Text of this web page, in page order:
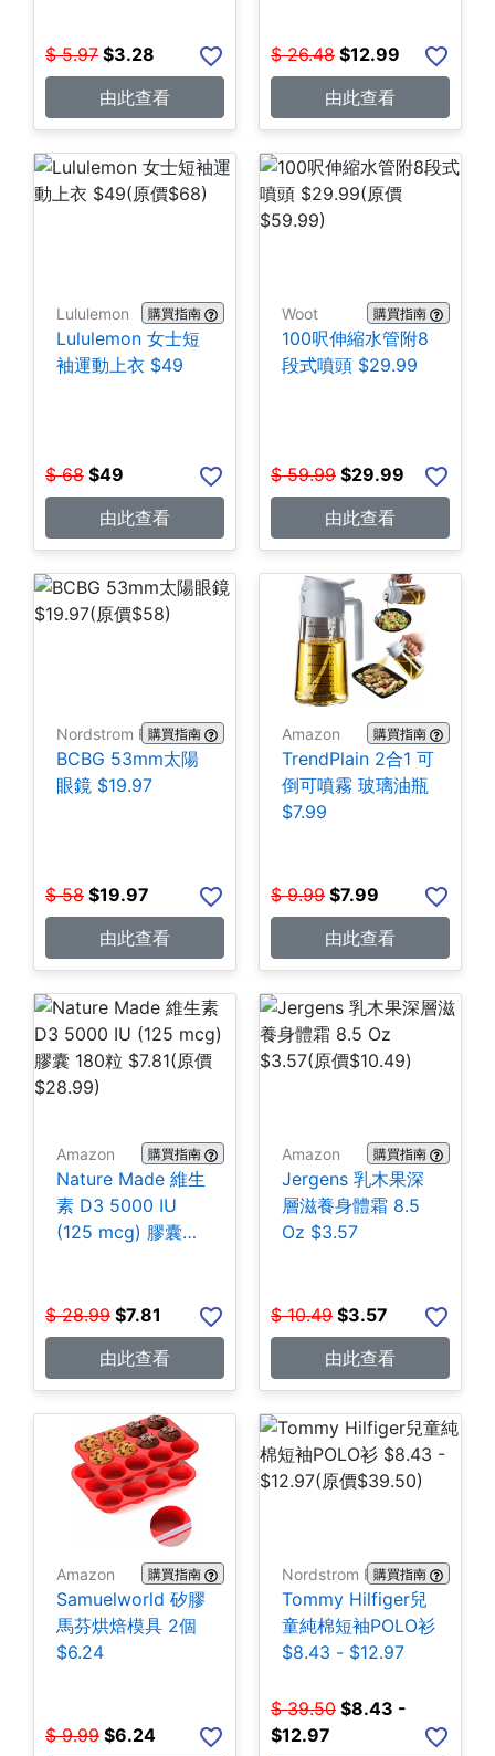
$ 5.97 $3.28
由此查看
$ 26.48 $12.99
由此查看
Lululemon 購買指南
Lululemon 女士短
袖運動上衣 $49
$ 68 $49
由此查看
Woot 購買指南
100呎伸縮水管附8
段式噴頭 $29.99
$ 59.99 $29.99
由此查看
Nordstrom Rack購買指南
BCBG 53mm太陽
眼鏡 $19.97
$ 58 $19.97
由此查看
Amazon 購買指南
TrendPlain 2合1 可
倒可噴霧 玻璃油瓶
$7.99
$ 9.99 $7.99
由此查看
Amazon 購買指南
Nature Made 維生
素 D3 5000 IU
(125 mcg) 膠囊
$ 28.99 $7.81
由此查看
Amazon 購買指南
Jergens 乳木果深
層滋養身體霜 8.5
Oz $3.57
$ 10.49 $3.57
由此查看
Amazon 購買指南
Samuelworld 矽膠
馬芬烘焙模具 2個
$6.24
$ 9.99 $6.24
Nordstrom Rack購買指南
Tommy Hilfiger兒
童純棉短袖POLO衫
$8.43 - $12.97
$ 39.50 $8.43 -
$12.97